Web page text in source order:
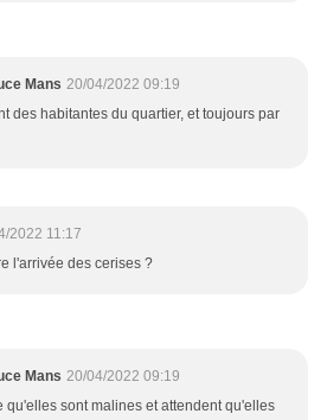
Mans 20/04/2022 09:19
des habitantes du quartier, et toujours par
2022 11:17
l'arrivée des cerises ?
Mans 20/04/2022 09:19
qu'elles sont malines et attendent qu'elles